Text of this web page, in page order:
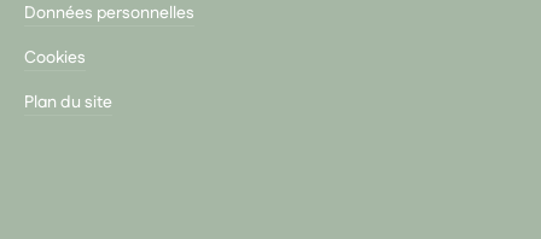
Données personnelles
Cookies
Plan du site